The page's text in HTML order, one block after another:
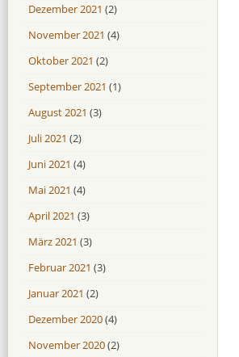
Dezember 2021 (2)
November 2021 (4)
Oktober 2021 (2)
September 2021 (1)
August 2021 (3)
Juli 2021 (2)
Juni 2021 (4)
Mai 2021 (4)
April 2021 (3)
März 2021 (3)
Februar 2021 (3)
Januar 2021 (2)
Dezember 2020(4)
November 2020(2)